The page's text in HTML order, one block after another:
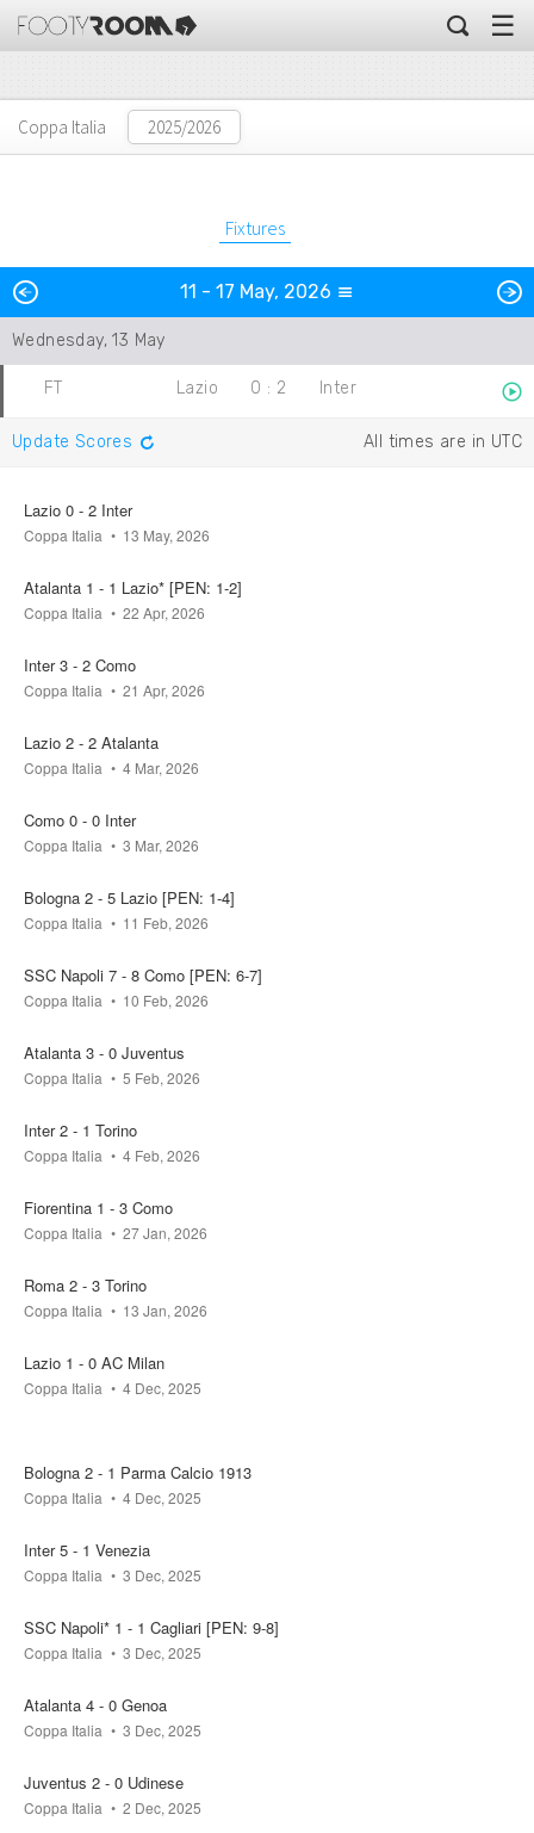
☰
Coppa Italia
Fixtures
Day
11 - 17 May, 2026
Wednesday, 13 May
FT Lazio 0 : 2 Inter
All times are in UTC
Update Scores
Lazio 0 - 2 Inter
Coppa Italia 13 May, 2026
Atalanta 1 - 1 Lazio* [PEN: 1-2]
Coppa Italia 22 Apr, 2026
Inter 3 - 2 Como
Coppa Italia 21 Apr, 2026
Lazio 2 - 2 Atalanta
Coppa Italia 4 Mar, 2026
Como 0 - 0 Inter
Coppa Italia 3 Mar, 2026
Bologna 2 - 5 Lazio [PEN: 1-4]
Coppa Italia 11 Feb, 2026
SSC Napoli 7 - 8 Como [PEN: 6-7]
Coppa Italia 10 Feb, 2026
Atalanta 3 - 0 Juventus
Coppa Italia 5 Feb, 2026
Inter 2 - 1 Torino
Coppa Italia 4 Feb, 2026
Fiorentina 1 - 3 Como
Coppa Italia 27 Jan, 2026
Roma 2 - 3 Torino
Coppa Italia 13 Jan, 2026
Lazio 1 - 0 AC Milan
Coppa Italia 4 Dec, 2025
Bologna 2 - 1 Parma Calcio 1913
Coppa Italia 4 Dec, 2025
Inter 5 - 1 Venezia
Coppa Italia 3 Dec, 2025
SSC Napoli* 1 - 1 Cagliari [PEN: 9-8]
Coppa Italia 3 Dec, 2025
Atalanta 4 - 0 Genoa
Coppa Italia 3 Dec, 2025
Juventus 2 - 0 Udinese
Coppa Italia 2 Dec, 2025